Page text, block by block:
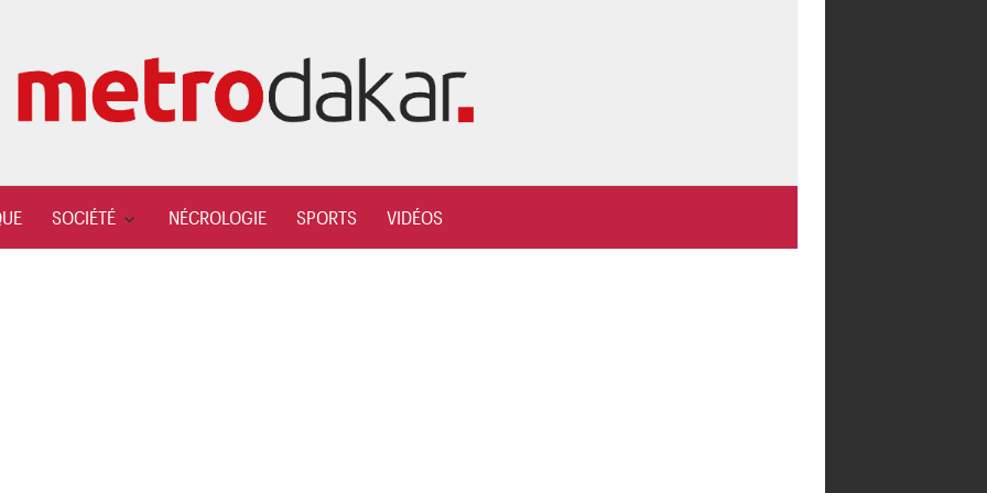
SOCIÉTÉ NÉCROLOGIE SPORTS VIDÉOS